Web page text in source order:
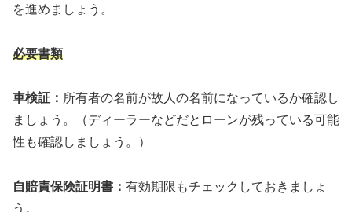
を進めましょう。
必要書類
車検証： 所有者の名前が故人の名前になっているか確認し
ましょう。（ディーラーなどだとローンが残っている可能
性も確認しましょう。）
自賠責保険証明書： 有効期限もチェックしておきましょ
う。